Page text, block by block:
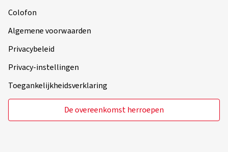
Colofon
Algemene voorwaarden
Privacybeleid
Privacy-instellingen
Toegankelijkheidsverklaring
De overeenkomst herroepen